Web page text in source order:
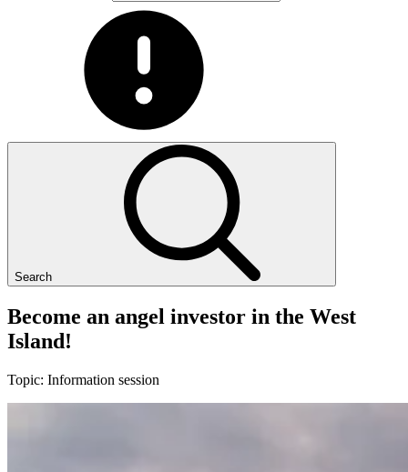
Search
Become an angel investor in the West
Island!
Topic: Information session